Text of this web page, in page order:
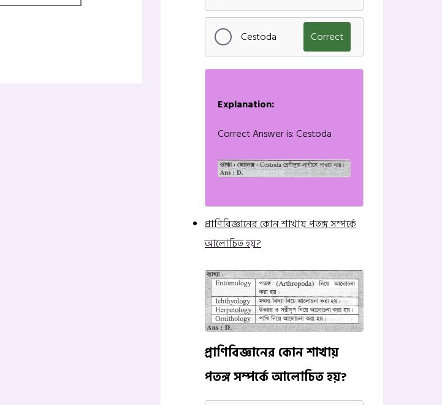
Cestoda Correct
Explanation:
Correct Answer is: Cestoda
প্রাণিবিজ্ঞানের কোন শাখায় পতঙ্গ সম্পর্কে
আলোচিত হয়?
প্রাণিবিজ্ঞানের কোন শাখায়
পতঙ্গ সম্পর্কে আলোচিত হয়?